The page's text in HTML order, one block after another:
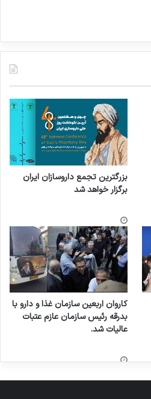
بزرگترین تجمع داروسازان ایران
برگزار خواهد شد
کاروان اربعین سازمان غذا و دارو با
بدرقه رئیس سازمان عازم عتبات
عالیات شد.